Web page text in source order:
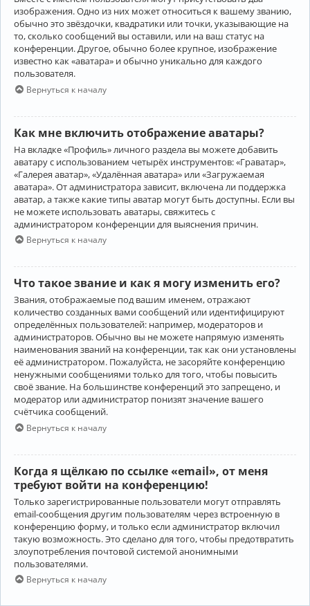
изображения. Одно из них может относиться к вашему званию,
обычно это звёздочки, квадратики или точки, указывающие на
то, сколько сообщений вы оставили, или на ваш статус на
конференции. Другое, обычно более крупное, изображение
известно как «аватара» и обычно уникально для каждого
пользователя.
Вернуться к началу
Как мне включить отображение аватары?
На вкладке «Профиль» личного раздела вы можете добавить
аватару с использованием четырёх инструментов: «Граватар»,
«Галерея аватар», «Удалённая аватара» или «Загружаемая
аватара». От администратора зависит, включена ли поддержка
аватар, а также какие типы аватар могут быть доступны. Если вы
не можете использовать аватары, свяжитесь с
администратором конференции для выяснения причин.
Вернуться к началу
Что такое звание и как я могу изменить его?
Звания, отображаемые под вашим именем, отражают
количество созданных вами сообщений или идентифицируют
определённых пользователей: например, модераторов и
администраторов. Обычно вы не можете напрямую изменять
наименования званий на конференции, так как они установлены
её администратором. Пожалуйста, не засоряйте конференцию
ненужными сообщениями только для того, чтобы повысить
своё звание. На большинстве конференций это запрещено, и
модератор или администратор понизят значение вашего
счётчика сообщений.
Вернуться к началу
Когда я щёлкаю по ссылке «email», от меня
требуют войти на конференцию!
Только зарегистрированные пользователи могут отправлять
email-сообщения другим пользователям через встроенную в
конференцию форму, и только если администратор включил
такую возможность. Это сделано для того, чтобы предотвратить
злоупотребления почтовой системой анонимными
пользователями.
Вернуться к началу